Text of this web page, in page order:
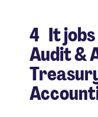
4 It
Audit &